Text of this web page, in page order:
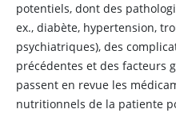
potentiels, dont des
ex., diabète, hypertension,
psychiatriques), des
précédentes et des facteurs
passent en revue les
nutritionnels de la patiente